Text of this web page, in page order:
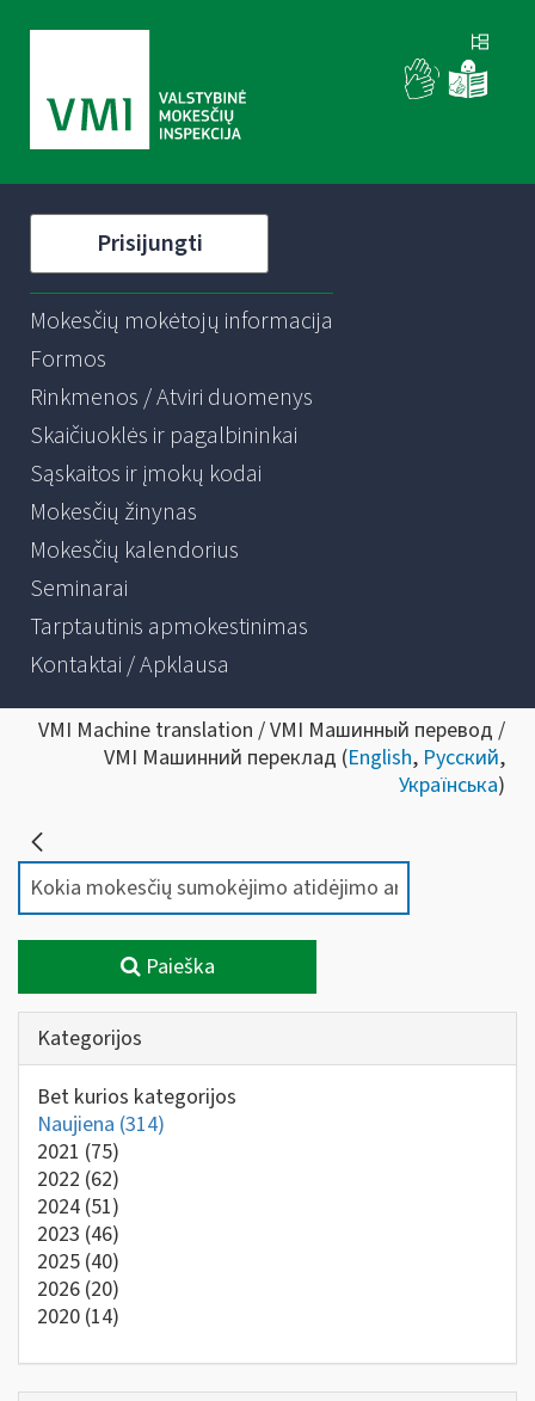
Prisijungti
Mokesčių mokėtojų informacija
Formos
Rinkmenos / Atviri duomenys
Skaičiuoklės ir pagalbininkai
Sąskaitos ir įmokų kodai
Mokesčių žinynas
Mokesčių kalendorius
Seminarai
Tarptautinis apmokestinimas
Kontaktai / Apklausa
VMI Machine translation / VMI Машинный перевод /
VMI Машинний переклад (English, Русский,
Українська)
Paieška
Kategorijos
Bet kurios kategorijos
Naujiena (314)
2021 (75)
2022 (62)
2024 (51)
2023 (46)
2025 (40)
2026 (20)
2020 (14)